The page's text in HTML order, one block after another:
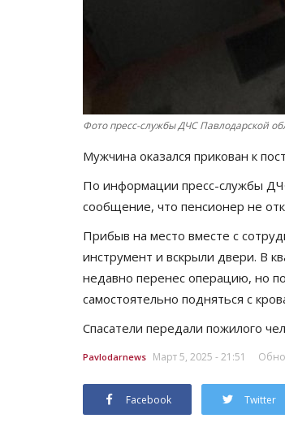
Фото пресс-службы ДЧС Павлодарской
Мужчина оказался прикован к
По информации пресс-службы
сообщение, что пенсионер не
Прибыв на место вместе с
инструмент и вскрыли двери. В
недавно перенес операцию, но
самостоятельно подняться с
Спасатели передали пожилого
Pavlodarnews Март 5, 2025 - 21:51
Facebook Twitter